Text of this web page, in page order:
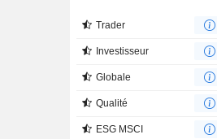
Trader
Investisseur
Globale
Qualité
ESG MSCI